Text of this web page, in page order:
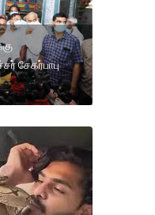
சேகர்பாபு